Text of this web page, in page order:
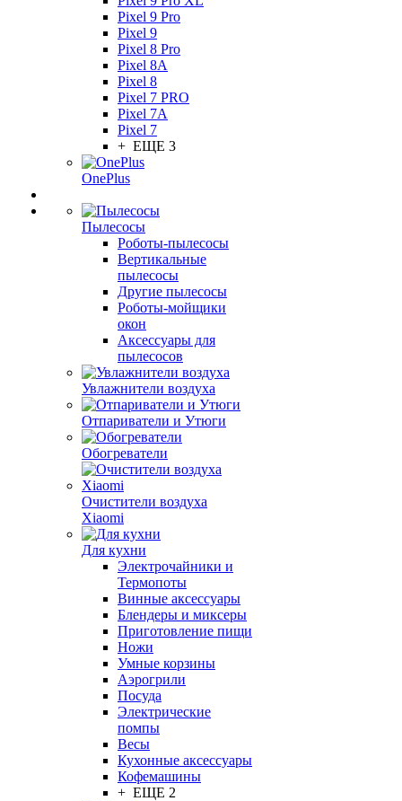
Pixel 9 Pro
Pixel 9
Pixel 8 Pro
Pixel 8A
Pixel 8
Pixel 7 PRO
Pixel 7A
Pixel 7
+ ЕЩЕ 3
OnePlus
Пылесосы
Роботы-пылесосы
Вертикальные
пылесосы
Другие пылесосы
Роботы-мойщики
окон
Аксессуары для
пылесосов
Увлажнители воздуха
Отпариватели и Утюги
Обогреватели
Очистители воздуха
Xiaomi
Для кухни
Электрочайники и
Термопоты
Винные аксессуары
Блендеры и миксеры
Приготовление пищи
Ножи
Умные корзины
Аэрогрили
Посуда
Электрические
помпы
Весы
Кухонные аксессуары
Кофемашины
+ ЕЩЕ 2